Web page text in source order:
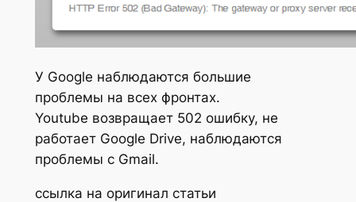
У Google наблюдаются большие
проблемы на всех фронтах.
Youtube возвращает 502 ошибку, не
работает Google Drive, наблюдаются
проблемы с Gmail.
ссылка на оригинал статьи